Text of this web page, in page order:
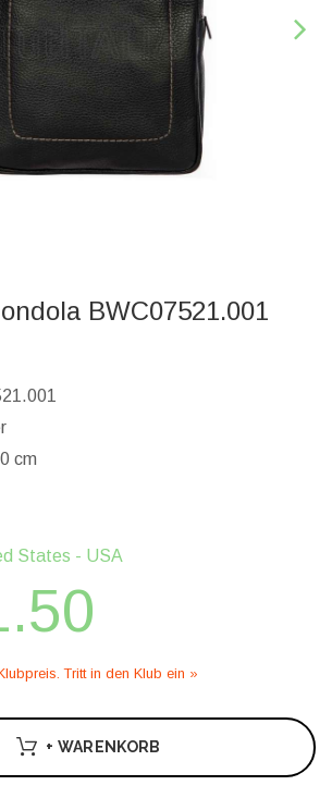
BWC07521.001
cm
States - USA
Tritt in den Klub ein »
+ WARENKORB